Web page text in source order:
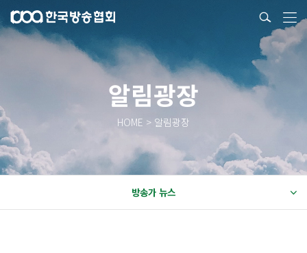
알림광장
HOME > 알림광장
방송가 뉴스